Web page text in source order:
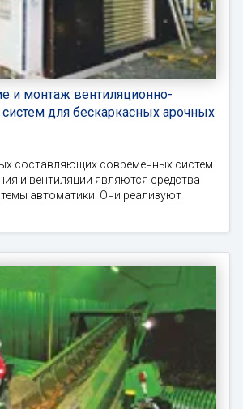
и монтаж вентиляционно-
для бескаркасных арочных
составляющих современных систем
и вентиляции являются средства
автоматики. Они реализуют